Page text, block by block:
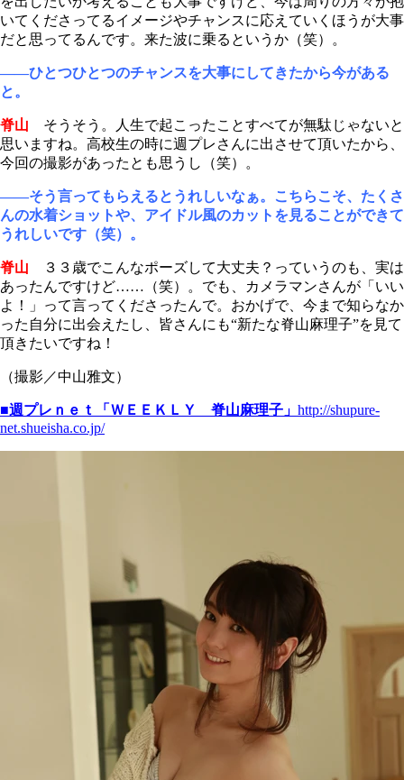
いてくださってるイメージやチャンスに応えていくほうが大事
だと思ってるんです。来た波に乗るというか（笑）。
――ひとつひとつのチャンスを大事にしてきたから今がある
と。
脊山 そうそう。人生で起こったことすべてが無駄じゃないと
思いますね。高校生の時に週プレさんに出させて頂いたから、
今回の撮影があったとも思うし（笑）。
――そう言ってもらえるとうれしいなぁ。こちらこそ、たくさ
んの水着ショットや、アイドル風のカットを見ることができて
うれしいです（笑）。
脊山 ３３歳でこんなポーズして大丈夫？っていうのも、実は
あったんですけど……（笑）。でも、カメラマンさんが「いい
よ！」って言ってくださったんで。おかげで、今まで知らなか
った自分に出会えたし、皆さんにも“新たな脊山麻理子”を見て
頂きたいですね！
（撮影／中山雅文）
■週プレｎｅｔ「ＷＥＥＫＬＹ 脊山麻理子」 http://shupure-
net.shueisha.co.jp/